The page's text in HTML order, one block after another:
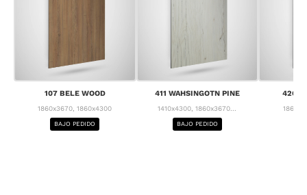
107 BELE WOOD
1860x3670, 1860x4300
BAJO PEDIDO
411 WAHSINGOTN PINE
1410x4300, 1860x3670...
BAJO PEDIDO
426